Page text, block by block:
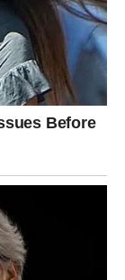
ovog
je
bliskosti.
osobu sa